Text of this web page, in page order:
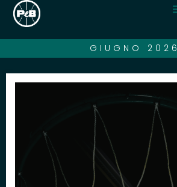
GIUGNO 2026